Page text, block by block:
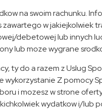
na swoim rachunku.
w jakiejkolwiek
debetowej lub innych
lub moze wygrane
ty do a razem z Uslug
Z pomocy
i mozesz w strone
wydatkow i/lub